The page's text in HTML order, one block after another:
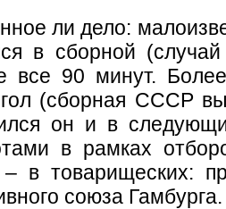
ли дело:
в сборной
все 90 минут.
(сборная СССР
он и в
в рамках
в товарищеских:
союза Гамбурга.